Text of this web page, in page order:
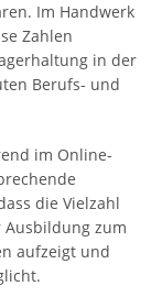
Im Handwerk
Zahlen
in der
Berufs- und
im Online-
die Vielzahl
zum
aufzeigt und